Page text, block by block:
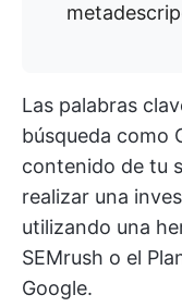
Las palabras
búsqueda como
contenido de tu
realizar una
utilizando una
SEMrush o el
Google.